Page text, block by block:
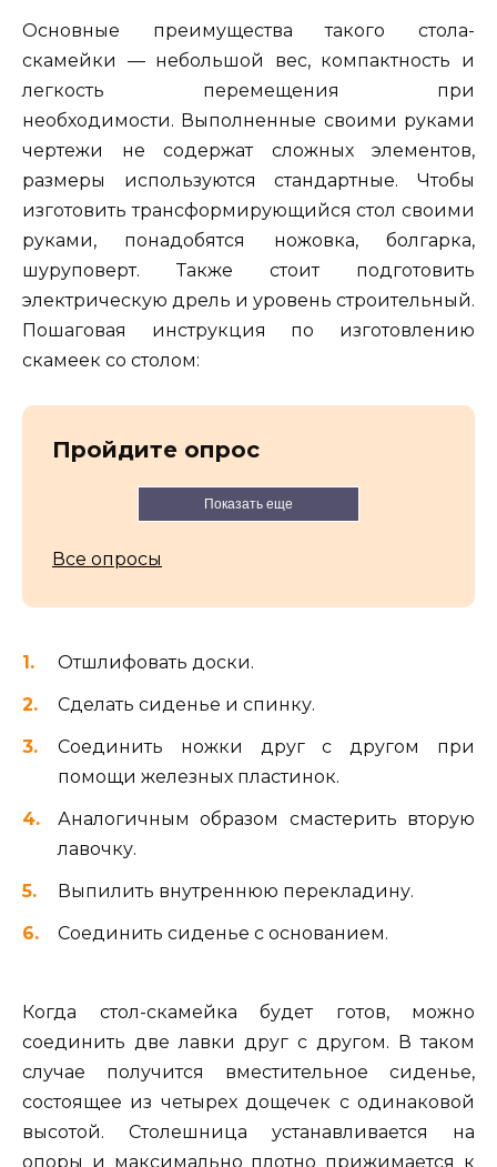
Основные преимущества такого стола-
скамейки — небольшой вес, компактность и
легкость перемещения при
необходимости. Выполненные своими руками
чертежи не содержат сложных элементов,
размеры используются стандартные. Чтобы
изготовить трансформирующийся стол своими
руками, понадобятся ножовка, болгарка,
шуруповерт. Также стоит подготовить
электрическую дрель и уровень строительный.
Пошаговая инструкция по изготовлению
скамеек со столом:
Пройдите опрос
Показать еще
Все опросы
Отшлифовать доски.
Сделать сиденье и спинку.
Соединить ножки друг с другом при
помощи железных пластинок.
Аналогичным образом смастерить вторую
лавочку.
Выпилить внутреннюю перекладину.
Соединить сиденье с основанием.
Когда стол-скамейка будет готов, можно
соединить две лавки друг с другом. В таком
случае получится вместительное сиденье,
состоящее из четырех дощечек с одинаковой
высотой. Столешница устанавливается на
опоры и максимально плотно прижимается к